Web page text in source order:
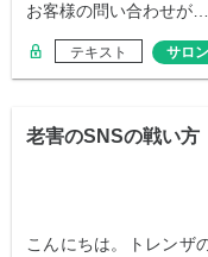
お客様の問い合わせが…
テキスト サロ
老害のSNSの戦い方
こんにちは。トレンザ